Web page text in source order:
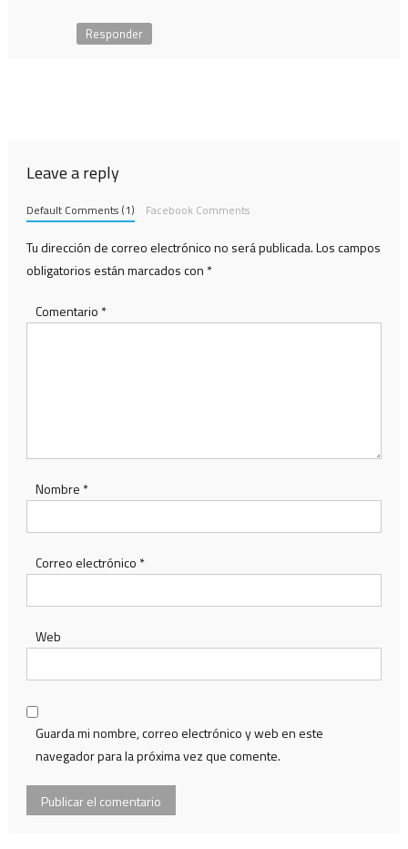
Responder
Leave a reply
Default Comments (1) Facebook Comments
Tu dirección de correo electrónico no será publicada.Los campos
obligatorios están marcados con *
Comentario *
Nombre *
Correo electrónico *
Web
Guarda mi nombre, correo electrónico y web en este
navegador para la próxima vez que comente.